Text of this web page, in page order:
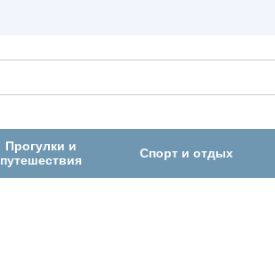
Прогулки и
путешествия
Спорт и отдых